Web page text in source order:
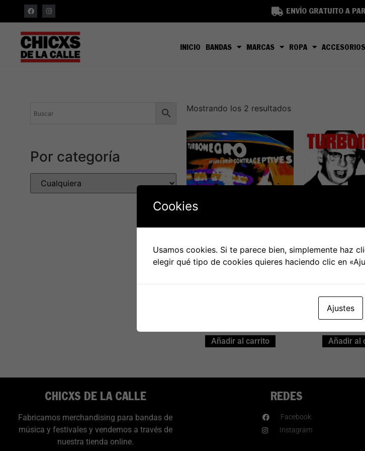
ENVÍO GRATUITO A
INICIO BANDAS MARCAS ROPA ACCESORIOS
Por categoría
Mostrando los 2 resultados
LP Turbonegro – Hot
cars & spent
contraceptives
Añadir al carrito
LP
is
€
Añadir al
CHICXS DE LA CALLE
Fabricamos merchandising para bandas de
música y festivales y vendemos a través de
nuestra tienda online.
REDES
Facebook
Instagram
Cookies
Usamos cookies. Si te parece bien, simplemente haz
elegir qué tipo de cookies quieres haciendo clic en
Ajustes